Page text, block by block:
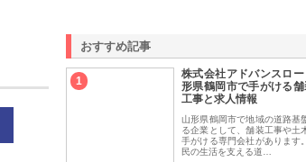
おすすめ記事
1
株式会社アドバンスロー
形県鶴岡市で手がける
工事と求人情報
山形県鶴岡市で地域の道路基
る企業として、舗装工事や土
手がける専門会社があります
民の生活を支える道…